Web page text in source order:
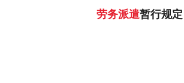
劳务派遣暂行规定